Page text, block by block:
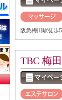
阪急梅田駅徒歩
TBC 梅